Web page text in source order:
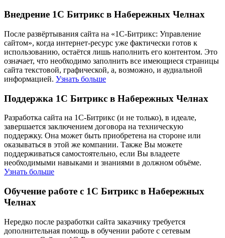
Внедрение 1С Битрикс в Набережных Челнах
После развёртывания сайта на «1С-Битрикс: Управление
сайтом», когда интернет-ресурс уже фактически готов к
использованию, остаётся лишь наполнить его контентом. Это
означает, что необходимо заполнить все имеющиеся страницы
сайта текстовой, графической, а, возможно, и аудиальной
информацией. Узнать больше
Поддержка 1С Битрикс в Набережных Челнах
Разработка сайта на 1С-Битрикс (и не только), в идеале,
завершается заключением договора на техническую
поддержку. Она может быть приобретена на стороне или
оказываться в этой же компании. Также Вы можете
поддерживаться самостоятельно, если Вы владеете
необходимыми навыками и знаниями в должном объёме.
Узнать больше
Обучение работе с 1С Битрикс в Набережных
Челнах
Нередко после разработки сайта заказчику требуется
дополнительная помощь в обучении работе с сетевым